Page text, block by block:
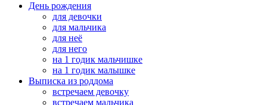
День рождения
для девочки
для мальчика
для неё
для него
на 1 годик мальчишке
на 1 годик малышке
Выписка из роддома
встречаем девочку
встречаем мальчика